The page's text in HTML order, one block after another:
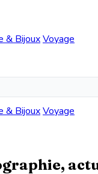
& BijouxVoyage
& BijouxVoyage